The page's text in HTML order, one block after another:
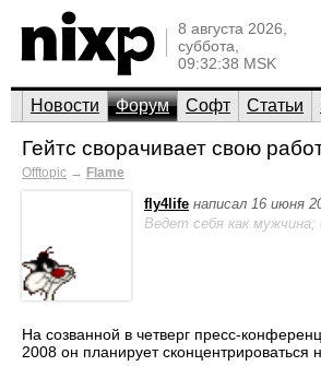
8 августа 2026,
суббота,
09:32:38 MSK
Новости Форум Софт Статьи
Гейтс сворачивает свою
Offtopic → Flame
fly4life написал 16 июня
Ведет себя как
На созванной в четверг пресс-
2008 он планирует